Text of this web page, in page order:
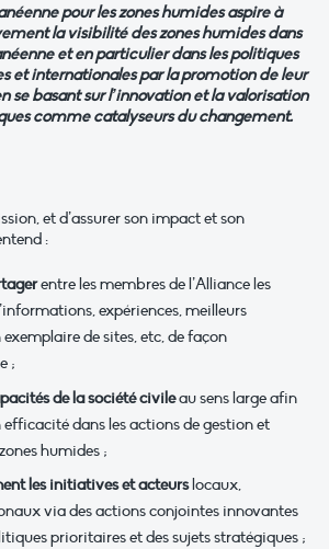
pour les zones humides aspire à
la visibilité des zones humides dans
et en particulier dans les politiques
et internationales par la promotion de leur
se basant sur l’innovation et la valorisation
comme catalyseurs du changement.
et d’assurer son impact et son
:
entre les membres de l’Alliance les
expériences, meilleurs
de sites, etc, de façon
;
de la société civileau sens large afin
efficacité dans les actions de gestion et
humides ;
les initiatives et acteurslocaux,
via des actions conjointes innovantes
prioritaires et des sujets stratégiques ;